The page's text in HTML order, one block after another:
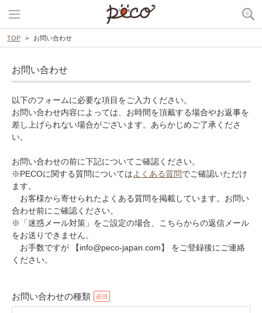
TOP お問い合わせ
お問い合わせ
以下のフォームに必要な項目をご入力ください。
お問い合わせ内容によっては、お時間を頂戴する場合やお返事を
差し上げられない場合がございます。あらかじめご了承くださ
い。
お問い合わせの前に下記についてご確認ください。
※PECOに関する質問についてはよくある質問でご確認いただけ
ます。
お客様から寄せられたよくある質問を掲載しています。お問い
合わせ前にご確認ください。
※「迷惑メール対策」をご設定の場合、こちらからの返信メール
をお送りできません。
お手数ですが 【info@peco-japan.com】 をご登録後にご連絡
ください。
お問い合わせの種類